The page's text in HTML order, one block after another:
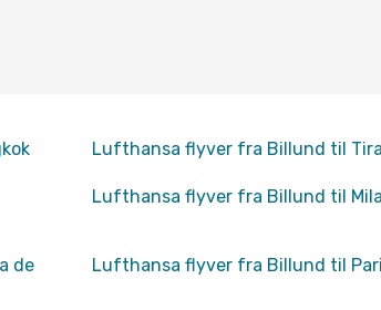
Lufthansa flyver fra Billund til
Lufthansa flyver fra Billund til
de
Lufthansa flyver fra Billund til